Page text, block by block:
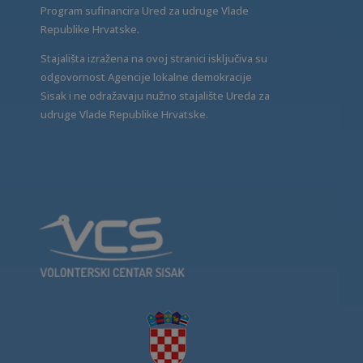
Program sufinancira Ured za udruge Vlade
Republike Hrvatske.
Stajališta izražena na ovoj stranici isključiva su
odgovornost Agencije lokalne demokracije
Sisak i ne odražavaju nužno stajalište Ureda za
udruge Vlade Republike Hrvatske.